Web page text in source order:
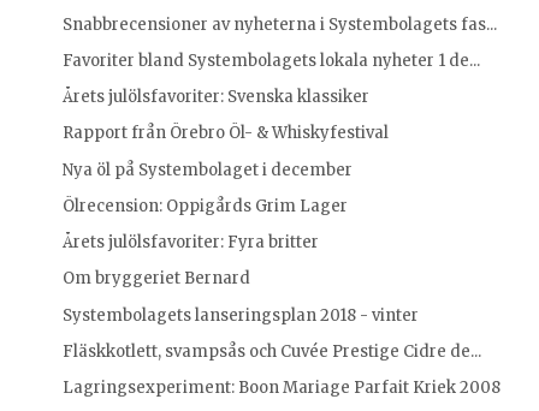
Snabbrecensioner av nyheterna i Systembolagets fas...
Favoriter bland Systembolagets lokala nyheter 1 de...
Årets julölsfavoriter: Svenska klassiker
Rapport från Örebro Öl- & Whiskyfestival
Nya öl på Systembolaget i december
Ölrecension: Oppigårds Grim Lager
Årets julölsfavoriter: Fyra britter
Om bryggeriet Bernard
Systembolagets lanseringsplan 2018 - vinter
Fläskkotlett, svampsås och Cuvée Prestige Cidre de...
Lagringsexperiment: Boon Mariage Parfait Kriek 2008